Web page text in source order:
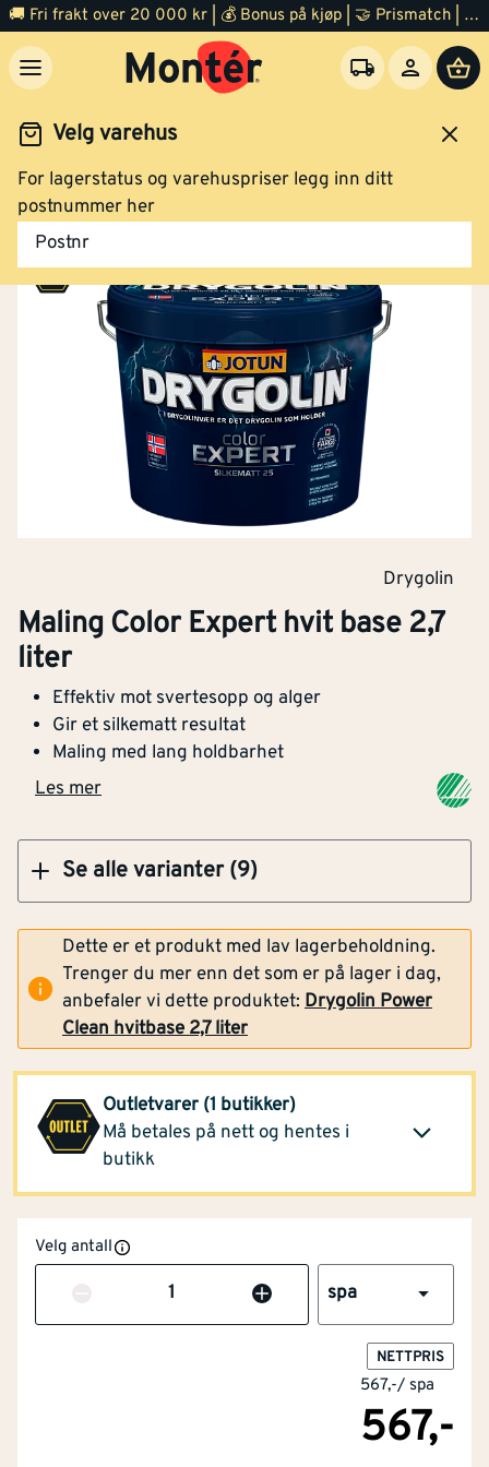
🚚 Fri frakt over 20 000 kr | 💰 Bonus på kjøp | 🤝 Prismatch | ⭐ 100% fornøyd garanti | 🏪 140 byggevarehus
Velg varehus
For lagerstatus og varehuspriser legg inn ditt
postnummer her
Postnr
Maling Utemaling
Drygolin
Maling Color Expert hvit base 2,7
liter
Effektiv mot svertesopp og alger
Gir et silkematt resultat
Maling med lang holdbarhet
Les mer
Se alle varianter (9)
Maling Color Expert A-base 2,7 liter
Klikk og hent
Maling Color Expert hvit base 2,7 liter
Klikk og hent
Maling Color Expert B-base 2,7 liter
Maling Color Expert gul base 9 liter
Klikk og hent
Dette er et produkt med lav lagerbeholdning.
Trenger du mer enn det som er på lager i dag,
anbefaler vi dette produktet: Drygolin Power
Clean hvitbase 2,7 liter
Outletvarer (1 butikker)
Må betales på nett og hentes i
butikk
Montér Storsteinnes
(2 spa)
Opprinnelig pris
1 255,-
661,-
Klikk og hent
Velg antall
Antall spa
NETTPRIS
567,-/ spa
567,-